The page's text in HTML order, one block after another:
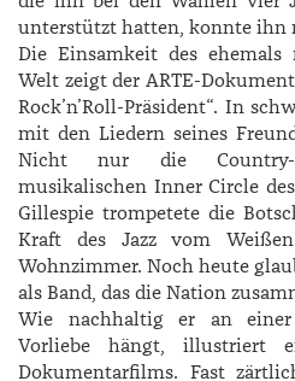
unterstützt hatten, konnte ihn
Die Einsamkeit des ehemals
Welt zeigt der ARTE-
Rock’n’Roll-­Präsident“. In
mit den Liedern seines
Nicht nur die Country-­
musikalischen Inner Circle
­Gillespie trompetete die
Kraft des Jazz vom
Wohnzimmer. ­Noch heute
als Band, das die Nation
Wie nachhaltig er an einer
Vorliebe hängt, illustriert
Dokumentarfilms. Fast